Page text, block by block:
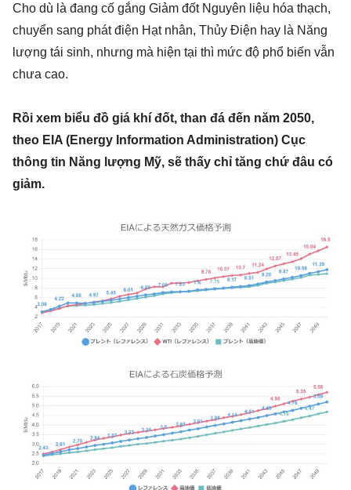
Cho dù là đang cố gắng Giảm đốt Nguyên liệu hóa thạch,
chuyển sang phát điện Hạt nhân, Thủy Điện hay là Năng
lượng tái sinh, nhưng mà hiện tại thì mức độ phổ biến vẫn
chưa cao.
Rồi xem biểu đồ giá khí đốt, than đá đến năm 2050,
theo EIA (Energy Information Administration) Cục
thông tin Năng lượng Mỹ, sẽ thấy chỉ tăng chứ đâu có
giảm.